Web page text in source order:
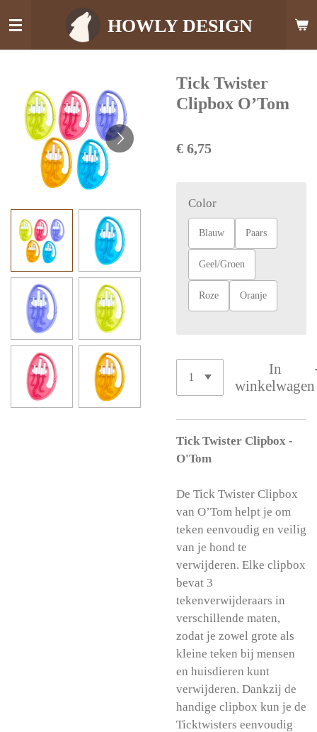
direct
naar
HOWLY DESIGN
Tick Twister
Clipbox O’Tom
€ 6,75
Color
Blauw Paars
Geel/Groen
Roze Oranje
In
winkelwagen
Tick Twister Clipbox -
O'Tom
De Tick Twister Clipbox
van O’Tom helpt je om
teken eenvoudig en veilig
van je hond te
verwijderen. Elke clipbox
bevat 3
tekenverwijderaars in
verschillende maten,
zodat je zowel grote als
kleine teken bij mensen
en huisdieren kunt
verwijderen. Dankzij de
handige clipbox kun je de
Ticktwisters eenvoudig